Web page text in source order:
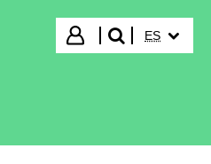
Iniciar sesión
buscar"
ES